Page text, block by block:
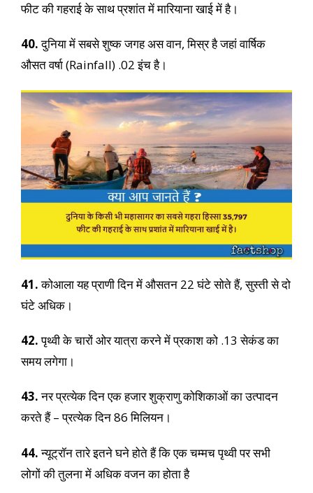
फीट की गहराई के साथ प्रशांत में मारियाना खाई में है।
40.दुनिया में सबसे शुष्क जगह अस वान, मिस्र है जहां वार्षिक
औसत वर्षा (Rainfall) .02 इंच है।
41.कोआला यह प्राणी दिन में औसतन 22 घंटे सोते हैं, सुस्ती से दो
घंटे अधिक।
42.पृथ्वी के चारों ओर यात्रा करने में प्रकाश को .13 सेकंड का
समय लगेगा।
43.नर प्रत्येक दिन एक हजार शुक्राणु कोशिकाओं का उत्पादन
करते हैं – प्रत्येक दिन 86 मिलियन।
44.न्यूट्रॉन तारे इतने घने होते हैं कि एक चम्मच पृथ्वी पर सभी
लोगों की तुलना में अधिक वजन का होता है